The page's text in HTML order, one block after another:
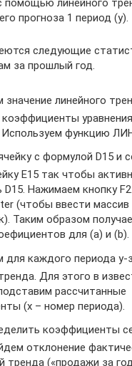
помощью линейного
прогноза 1 период (y).
следующие
за прошлый год.
значение линейного
Используем функцию
с формулой D15 и
E15 так чтобы
D15. Нажимаем кнопку
(чтобы ввести
Таким образом
для (a) и (b).
для каждого периода у-
Для этого в
рассчитанные
(х – номер периода).
коэффициенты
отклонение
тренда («продажи за